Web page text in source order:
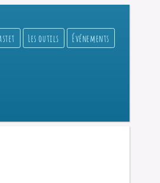
Les outils Événements